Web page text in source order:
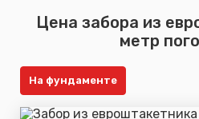
Цена забора из
метр
На фундаменте